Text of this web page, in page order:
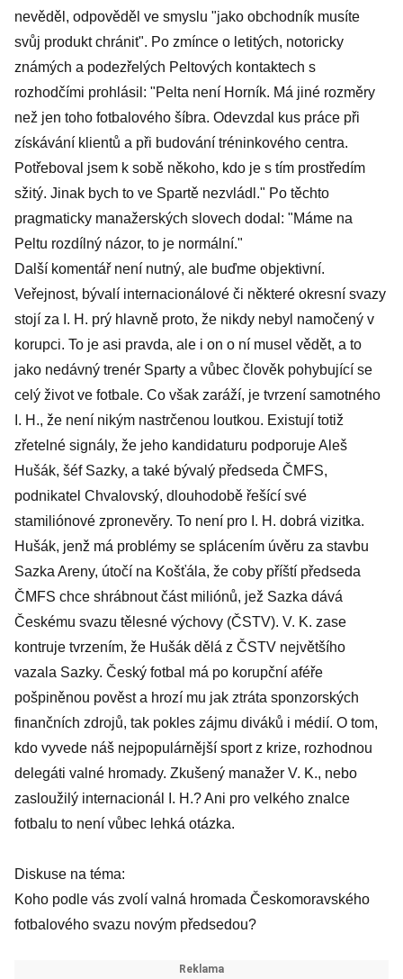
nevěděl, odpověděl ve smyslu "jako obchodník musíte
svůj produkt chránit". Po zmínce o letitých, notoricky
známých a podezřelých Peltových kontaktech s
rozhodčími prohlásil: "Pelta není Horník. Má jiné rozměry
než jen toho fotbalového šíbra. Odevzdal kus práce při
získávání klientů a při budování tréninkového centra.
Potřeboval jsem k sobě někoho, kdo je s tím prostředím
sžitý. Jinak bych to ve Spartě nezvládl." Po těchto
pragmaticky manažerských slovech dodal: "Máme na
Peltu rozdílný názor, to je normální."
Další komentář není nutný, ale buďme objektivní.
Veřejnost, bývalí internacionálové či některé okresní svazy
stojí za I. H. prý hlavně proto, že nikdy nebyl namočený v
korupci. To je asi pravda, ale i on o ní musel vědět, a to
jako nedávný trenér Sparty a vůbec člověk pohybující se
celý život ve fotbale. Co však zaráží, je tvrzení samotného
I. H., že není nikým nastrčenou loutkou. Existují totiž
zřetelné signály, že jeho kandidaturu podporuje Aleš
Hušák, šéf Sazky, a také bývalý předseda ČMFS,
podnikatel Chvalovský, dlouhodobě řešící své
stamiliónové zpronevěry. To není pro I. H. dobrá vizitka.
Hušák, jenž má problémy se splácením úvěru za stavbu
Sazka Areny, útočí na Košťála, že coby příští předseda
ČMFS chce shrábnout část miliónů, jež Sazka dává
Českému svazu tělesné výchovy (ČSTV). V. K. zase
kontruje tvrzením, že Hušák dělá z ČSTV největšího
vazala Sazky. Český fotbal má po korupční aféře
pošpiněnou pověst a hrozí mu jak ztráta sponzorských
finančních zdrojů, tak pokles zájmu diváků i médií. O tom,
kdo vyvede náš nejpopulárnější sport z krize, rozhodnou
delegáti valné hromady. Zkušený manažer V. K., nebo
zasloužilý internacionál I. H.? Ani pro velkého znalce
fotbalu to není vůbec lehká otázka.
Diskuse na téma:
Koho podle vás zvolí valná hromada Českomoravského
fotbalového svazu novým předsedou?